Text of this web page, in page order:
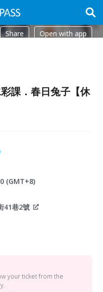
Share Open with app
課．春日兔子【休
(GMT+8)
41巷2號
your ticket from the